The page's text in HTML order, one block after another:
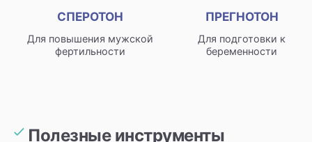
СПЕРОТОН
Для повышения мужской
фертильности
ПРЕГНОТОН
Для подготовки к
беременности
Полезные инструменты